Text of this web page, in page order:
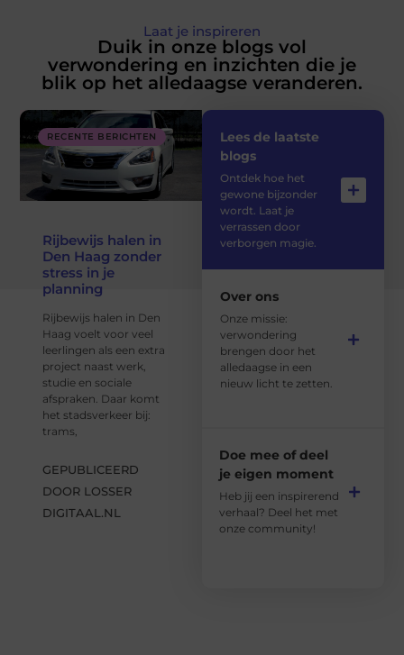
Laat je inspireren
Duik in onze blogs vol
verwondering en inzichten die je
blik op het alledaagse veranderen.
RECENTE BERICHTEN
Rijbewijs halen in
Den Haag zonder
stress in je
planning
Rijbewijs halen in Den
Haag voelt voor veel
leerlingen als een extra
project naast werk,
studie en sociale
afspraken. Daar komt
het stadsverkeer bij:
trams,
GEPUBLICEERD
DOOR LOSSER
DIGITAAL.NL
Lees de laatste
blogs
Ontdek hoe het
gewone bijzonder
wordt. Laat je
verrassen door
verborgen magie.
Over ons
Onze missie:
verwondering
brengen door het
alledaagse in een
nieuw licht te zetten.
Doe mee of deel
je eigen moment
Heb jij een inspirerend
verhaal? Deel het met
onze community!